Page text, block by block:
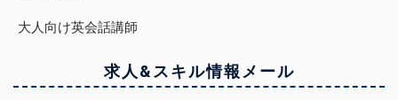
大人向け英会話講師
求人&スキル情報 メール